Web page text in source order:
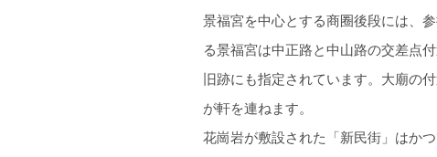
景福宮を中心とする商圈後段には、
る景福宮は中正路と中山路の交差点
旧跡にも指定されています。大廟の
が軒を連ねます。
花崗岩が敷設された「新民街」はか